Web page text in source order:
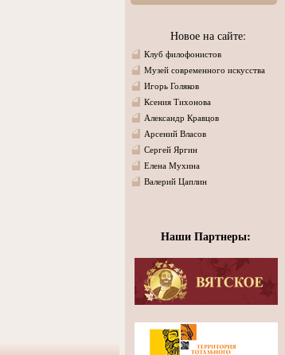
Новое на сайте:
Клуб филофонистов
Музей современного искусства
Игорь Голяков
Ксения Тихонова
Александр Кравцов
Арсений Власов
Сергей Яргин
Елена Мухина
Валерий Цаплин
Наши Партнеры: